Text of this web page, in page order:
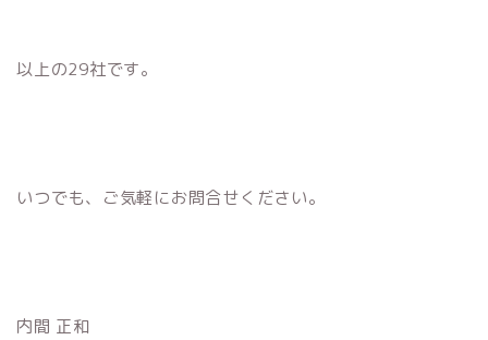
以上の29社です。
いつでも、ご気軽にお問合せください。
内間 正和